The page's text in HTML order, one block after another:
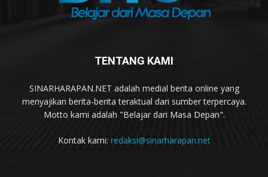
TENTANG KAMI
SINARHARAPAN.NET adalah medial berita online yang
menyajikan berita-berita teraktual dari sumber terpercaya.
Motto kami adalah "Belajar dari Masa Depan".
Kontak kami: redaksi@sinarharapan.net